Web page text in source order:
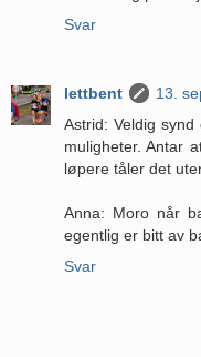
Svar
lettbent
13.
Astrid: Veldig
muligheter. Antar
løpere tåler det
Anna: Moro når
egentlig er bitt av
Svar